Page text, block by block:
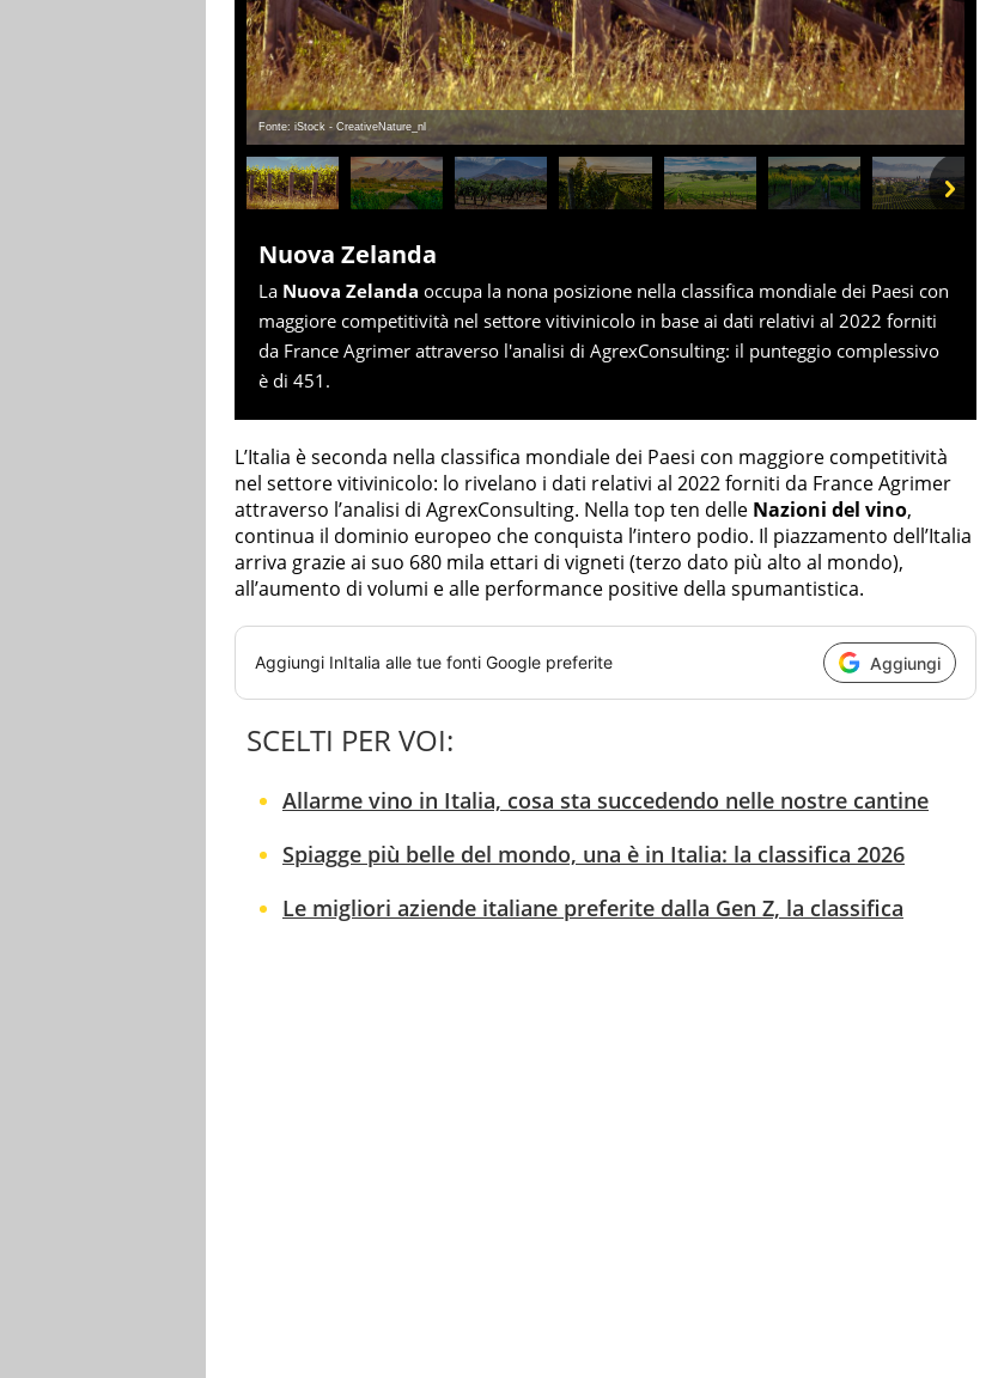
Fonte: iStock - CreativeNature_nl
Prev Next
Nuova Zelanda
La Nuova Zelanda occupa la nona posizione nella classifica mondiale dei Paesi con
maggiore competitività nel settore vitivinicolo in base ai dati relativi al 2022 forniti
da France Agrimer attraverso l'analisi di AgrexConsulting: il punteggio complessivo
è di 451.
L’Italia è seconda nella classifica mondiale dei Paesi con maggiore competitività
nel settore vitivinicolo: lo rivelano i dati relativi al 2022 forniti da France Agrimer
attraverso l’analisi di AgrexConsulting. Nella top ten delle Nazioni del vino,
continua il dominio europeo che conquista l’intero podio. Il piazzamento dell’Italia
arriva grazie ai suo 680 mila ettari di vigneti (terzo dato più alto al mondo),
all’aumento di volumi e alle performance positive della spumantistica.
Aggiungi InItalia alle tue fonti Google preferite Aggiungi
SCELTI PER VOI:
Allarme vino in Italia, cosa sta succedendo nelle nostre cantine
Spiagge più belle del mondo, una è in Italia: la classifica 2026
Le migliori aziende italiane preferite dalla Gen Z, la classifica